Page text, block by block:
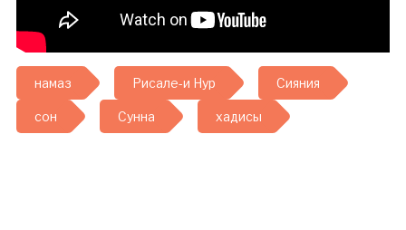
намаз Рисале-и Нур Сияния
сон Сунна хадисы